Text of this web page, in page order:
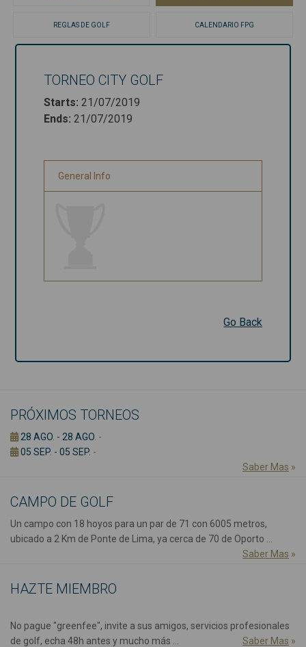
Torneo City
Golf
REGLAS DE GOLF CALENDARIO FPG
TORNEO CITY GOLF
Starts: 21/07/2019
Ends: 21/07/2019
General Info
Go Back
PRÓXIMOS TORNEOS
28 AGO. - 28 AGO. -
05 SEP. - 05 SEP. -
Saber Mas »
CAMPO DE GOLF
Un campo con 18 hoyos para un par de 71 con 6005 metros,
ubicado a 2 Km de Ponte de Lima, ya cerca de 70 de Oporto ...
Saber Mas »
HAZTE MIEMBRO
No pague "greenfee", invite a sus amigos, servicios profesionales
de golf, echa 48h antes y mucho más ...
Saber Mas »